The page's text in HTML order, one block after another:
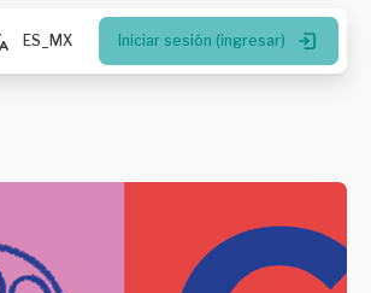
ES_MX Iniciar sesión (ingresar)